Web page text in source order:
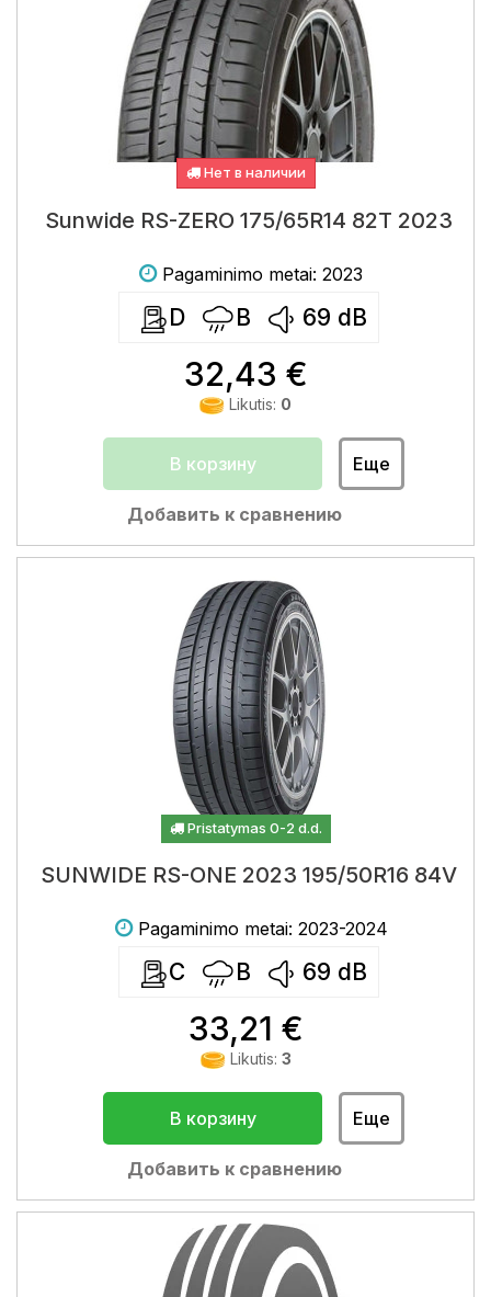
Нет в наличии
Sunwide RS-ZERO 175/65R14 82T 2023
Pagaminimo metai: 2023
D B 69 dB
32,43 €
Likutis: 0
В корзину Еще
Добавить к сравнению
Pristatymas 0-2 d.d.
SUNWIDE RS-ONE 2023 195/50R16 84V
Pagaminimo metai: 2023-2024
C B 69 dB
33,21 €
Likutis: 3
В корзину Еще
Добавить к сравнению